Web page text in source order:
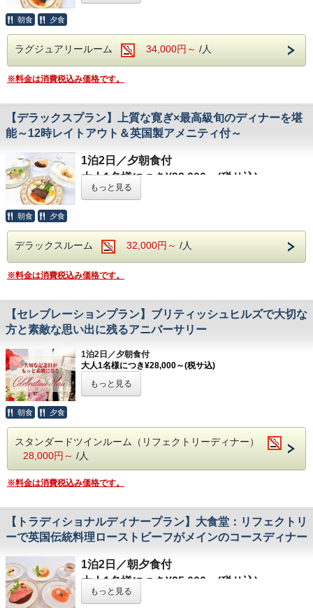
スト（会場：大食堂リフェクトリー）
※本プランではドレスコードを設けておりま
せん。
スタンダードルーム
追加料金￥6,000/室でデラックスルーム、
￥12,000/室でラグジュアリースイートルー
ムへアップグレードも承ります。ご希望の際
はご予約時にお問い合わせください。
※ 2室以上のご利用で1室1名様でご使用いた
だく場合、追加のシングルユース料金を頂戴
いたします。
【ブリティッシュヒルズの楽しみ方】
ブリティッシュヒルズの楽しみ方はさまざ
本館内をガイド付きでご案内する名物「マナ
ーハウスツアー」や、英国文化を楽しみなが
らの英会話教室「英語カルチャーレッスン」
や各レストラン期間限定メニューもございま
す。
パスポートのいらない英国で、圧倒的な非日
常空間でのご滞在をお楽しみください。
※写真はイメージです。
分の立ち入りを制限させていただきます。ご
不便をおかけいたしますが、何卒ご理解賜り
ますようお願い申し上げます。
------------
お部屋は中世英国の貴族の館を思わせる豪華
夕食は最高級の食材をふんだんに使用したシ
ェフ自慢の「グルメディナー」を貴賓席：ロ
イヤルバルコニーにてご用意。さらに英国製
典が盛りだくさんのプランです。
ブリティッシュヒルズで最上級の英国を体験
できる贅沢なひと時をお過ごしください。
【プラン特典】
①ご夕食は貴賓席：ロイヤルバルコニーにお
席をご用意
②ご夕食前にエグゼクティブラウンジで自家
燻製のアペタイザーサービス
（20歳未満のお客様がご同行の場合ロイヤ
ルバルコニーにてご提供）
【お食事】
ご夕食：
ご朝食：ハーフイングリッシュブレックファ
スト（リフェクトリーにて）
レスコードがございます。
※ご夕食時のフランベデザートには香りづけ
のためにアルコールが使用されております。
朝食 夕食
ラグジュアリールーム 34,000円～ /人
※料金は消費税込み価格です。
【デラックスプラン】上質な寛ぎ×最高級旬のディナーを堪
能～12時レイトアウト＆英国製アメニティ付～
1泊2日／夕朝食付
大人1名様につき¥32,000～(税サ込)
分の立ち入りを制限させていただきます。ご
不便をおかけいたしますが、何卒ご理解賜り
ますようお願い申し上げます。
------------
お部屋はワンランク上の上品な時間が過ごせるデラ
たシェフ自慢の「グルメディナー」を貴賓
席：ロイヤルバルコニーにてご用意。 さらに
英国製高級アメニティが付いた、ワンランク
ブリティッシュヒルズでより上質な英国を体
験できる贅沢なひと時をお過ごしください。
【プラン特典】
②ご夕食前にエグゼクティブラウンジで自家
燻製のアペタイザーサービス
（20歳未満のお客様がご同行の場合ロイヤ
ルバルコニーにてご提供）
③英国発ブランドの高級アメニティセット
もっと見る
朝食 夕食
デラックスルーム 32,000円～ /人
※料金は消費税込み価格です。
【セレブレーションプラン】ブリティッシュヒルズで大切な
方と素敵な思い出に残るアニバーサリー
1泊2日／夕朝食付
大人1名様につき¥28,000～(税サ込)
定でご予約を承っております。
----------------------------------------------------------------------------
いするアニバーサリープランです。 大切な人
と素敵な時間をお過ごしいただくために、さ
まざまな特典をご用意しております。 ぜひブ
リティッシュヒルズで思い出に残る記念日を
【プラン特典】
①ご夕食時シャンパン1杯サービス：ノンア
ルコールに変更可能
②アニバーサリーケーキをご用意：メッセー
ジ記載可能
もっと見る
朝食 夕食
スタンダードツインルーム（リフェクトリーディナー）
28,000円～ /人
※料金は消費税込み価格です。
【トラディショナルディナープラン】大食堂：リフェクトリ
ーで英国伝統料理ローストビーフがメインのコースディナー
1泊2日／朝夕食付
大人1名様につき¥25,000～(税サ込)
----------------------------------------------------------------
もっと見る